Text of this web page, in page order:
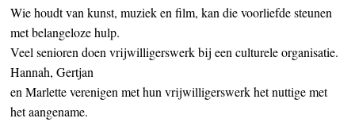
Wie houdt van kunst, muziek en film, kan die voorliefde steunen
met belangeloze hulp.
Veel senioren doen vrijwilligerswerk bij een culturele organisatie.
Hannah, Gertjan
en Marlette verenigen met hun vrijwilligerswerk het nuttige met
het aangename.